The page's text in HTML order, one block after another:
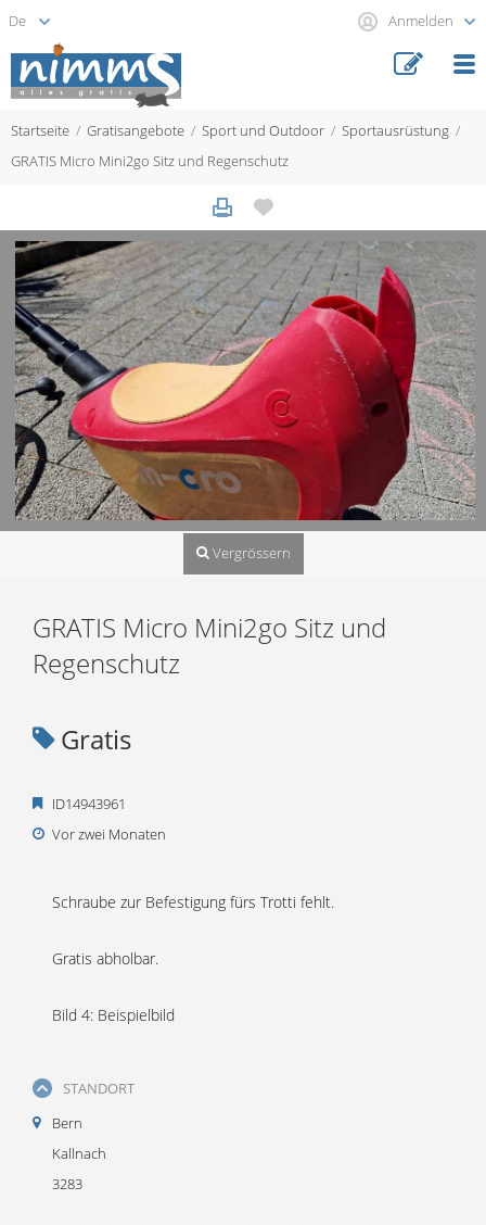
Anmelden
Startseite Gratisangebote Sport und Outdoor
Sportausrüstung
GRATIS Micro Mini2go Sitz und Regenschutz
Vergrössern
GRATIS Micro Mini2go Sitz und
Regenschutz
Gratis
ID14943961
Vor zwei Monaten
Schraube zur Befestigung fürs Trotti fehlt.
Gratis abholbar.
Bild 4: Beispielbild
STANDORT
Bern
Kallnach
3283